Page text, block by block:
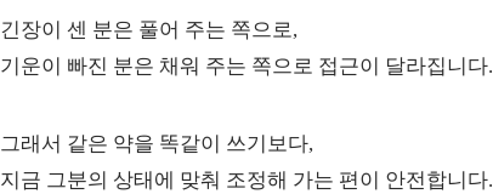
긴장이 센 분은 풀어 주는 쪽으로,
기운이 빠진 분은 채워 주는 쪽으로 접근이 달라집니다.
그래서 같은 약을 똑같이 쓰기보다,
지금 그분의 상태에 맞춰 조정해 가는 편이 안전합니다.